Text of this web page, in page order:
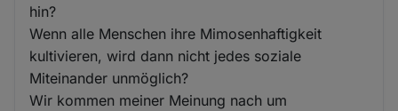
hin?
Wenn alle Menschen ihre Mimosenhaftigkeit
kultivieren, wird dann nicht jedes soziale
Miteinander unmöglich?
Wir kommen meiner Meinung nach um